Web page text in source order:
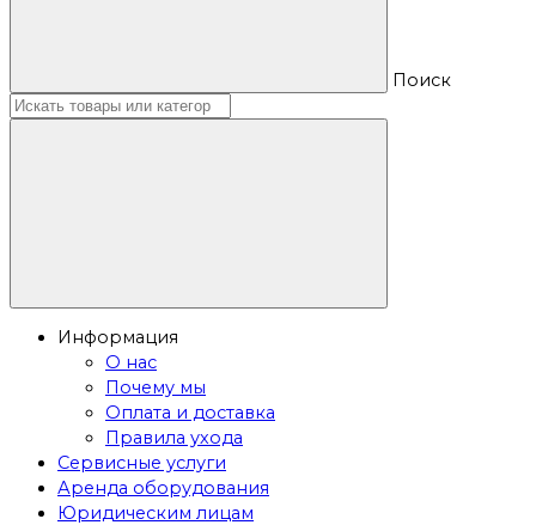
Поиск
Информация
О нас
Почему мы
Оплата и доставка
Правила ухода
Сервисные услуги
Аренда оборудования
Юридическим лицам